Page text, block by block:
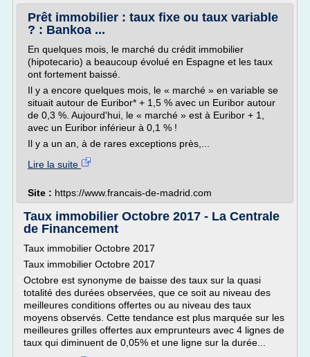
Prêt immobilier : taux fixe ou taux variable
? : Bankoa ...
En quelques mois, le marché du crédit immobilier
(hipotecario) a beaucoup évolué en Espagne et les taux
ont fortement baissé.
Il y a encore quelques mois, le « marché » en variable se
situait autour de Euribor* + 1,5 % avec un Euribor autour
de 0,3 %. Aujourd'hui, le « marché » est à Euribor + 1,
avec un Euribor inférieur à 0,1 % !
Il y a un an, à de rares exceptions près,...
Lire la suite
Site : https://www.francais-de-madrid.com
Taux immobilier Octobre 2017 - La Centrale
de Financement
Taux immobilier Octobre 2017
Taux immobilier Octobre 2017
Octobre est synonyme de baisse des taux sur la quasi
totalité des durées observées, que ce soit au niveau des
meilleures conditions offertes ou au niveau des taux
moyens observés. Cette tendance est plus marquée sur les
meilleures grilles offertes aux emprunteurs avec 4 lignes de
taux qui diminuent de 0,05% et une ligne sur la durée...